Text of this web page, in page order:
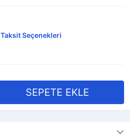
Taksit Seçenekleri